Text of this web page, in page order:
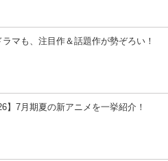
マも、注目作＆話題作が勢ぞろい！
】7月期夏の新アニメを一挙紹介！